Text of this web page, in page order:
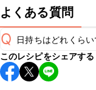
よくある質問
Q 日持ちはどれくらい
保存期間は冷蔵で翌
し上がりください。
このレシピをシェアする